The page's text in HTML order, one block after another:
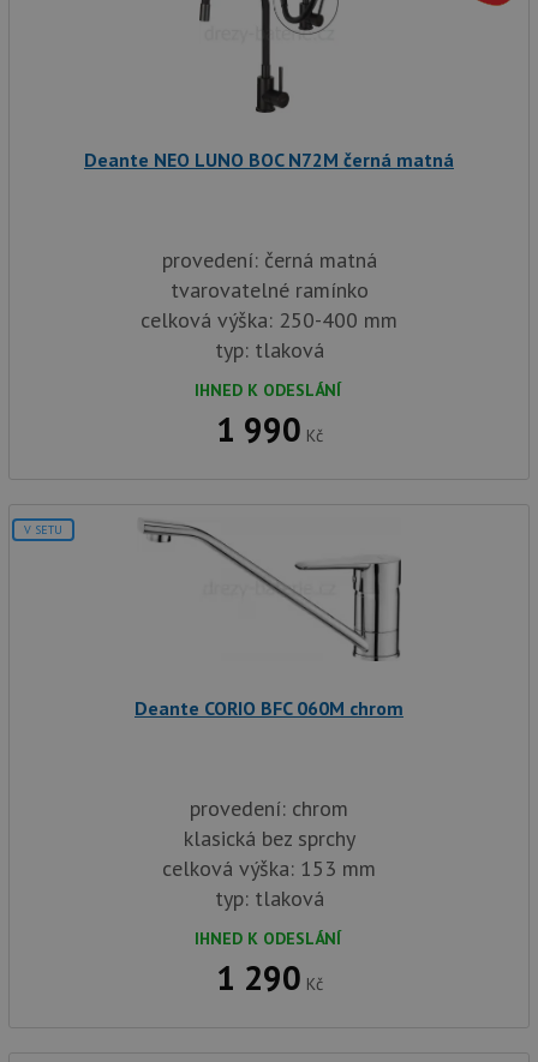
Deante NEO LUNO BOC N72M černá matná
provedení: černá matná
tvarovatelné ramínko
celková výška: 250-400 mm
typ: tlaková
IHNED K ODESLÁNÍ
1 990 Kč
V SETU
Deante CORIO BFC 060M chrom
provedení: chrom
klasická bez sprchy
celková výška: 153 mm
typ: tlaková
IHNED K ODESLÁNÍ
1 290 Kč